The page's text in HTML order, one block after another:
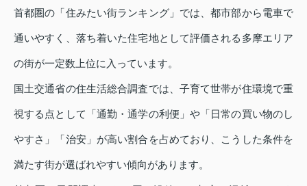
首都圏の「住みたい街ランキング」では、都市部から電車で
通いやすく、落ち着いた住宅地として評価される多摩エリア
の街が一定数上位に入っています。
国土交通省の住生活総合調査では、子育て世帯が住環境で重
視する点として「通勤・通学の利便」や「日常の買い物のし
やすさ」「治安」が高い割合を占めており、こうした条件を
満たす街が選ばれやすい傾向があります。